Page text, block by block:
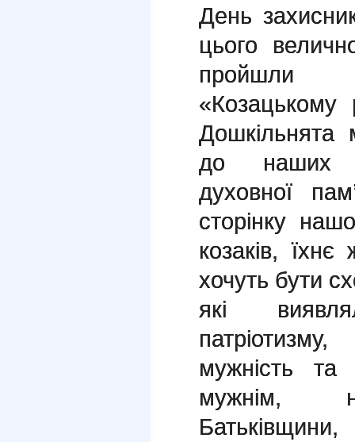
День
цього
пройшли
Дошкільнята
до наших
духовної
сторінку
козаків,
хочуть бути
які
мужність
мужнім,